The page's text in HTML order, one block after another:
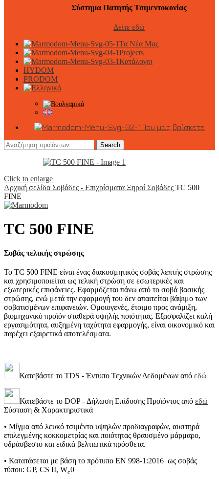
Σύστημα Πατητής Τσιμεντοκονίας
Δείτε εδώ
Τα Νέα Μας
Projects
Κατάλογοι
HYDOM
PRODOM
Που μας βρίσκετε
Search
Click to enlarge
Αρχική σελίδα Σοβάδες - Επιχρίσματα Ξηροί Σοβάδες TC 500
FINΕ
TC 500 FINΕ
Σοβάς τελικής στρώσης
Το TC 500 FINE είναι ένας διακοσμητικός σοβάς λεπτής στρώσης
και χρησιμοποιείται ως τελική στρώση σε εσωτερικές και
εξωτερικές επιφάνειες. Εφαρμόζεται πάνω από το σοβά βασικής
στρώσης, ενώ μετά την εφαρμογή του δεν απαιτείται βάψιμο των
σοβατισμένων επιφανειών. Ομοιογενές, έτοιμο προς ανάμιξη,
βιομηχανικό προϊόν σταθερά υψηλής ποιότητας. Εξασφαλίζει καλή
εργασιμότητα, αυξημένη ταχύτητα εφαρμογής, είναι οικονομικό και
παρέχει εξαιρετικά αποτελέσματα.
Κατεβάστε το TDS - Έντυπο Τεχνικών Δεδομένων από εδώ
Κατεβάστε το DOP - Δήλωση Επίδοσης Προϊόντος από εδώ
Σύσταση & Χαρακτηριστικά
• Μίγμα από λευκό τσιμέντο υψηλών προδιαγραφών, αυστηρά
επιλεγμένης κοκκομετρίας και ποιότητας θραυσμένο μάρμαρο,
υδράσβεστο και ειδικά βελτιωτικά πρόσθετα.
• Κατατάσεται με βάση το πρότυπο ΕΝ 998-1:2016 ως σοβάς
τύπου: GP, CS II, Wc0